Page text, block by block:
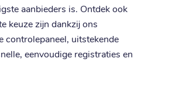
aanbieders is. Ontdek ook
keuze zijn dankzij ons
controlepaneel, uitstekende
eenvoudige registraties en